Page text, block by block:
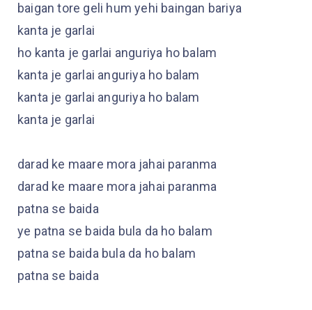
baigan tore geli hum yehi baingan bariya
kanta je garlai
ho kanta je garlai anguriya ho balam
kanta je garlai anguriya ho balam
kanta je garlai anguriya ho balam
kanta je garlai
darad ke maare mora jahai paranma
darad ke maare mora jahai paranma
patna se baida
ye patna se baida bula da ho balam
patna se baida bula da ho balam
patna se baida